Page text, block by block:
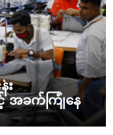
း
အခက်ကြုံနေ